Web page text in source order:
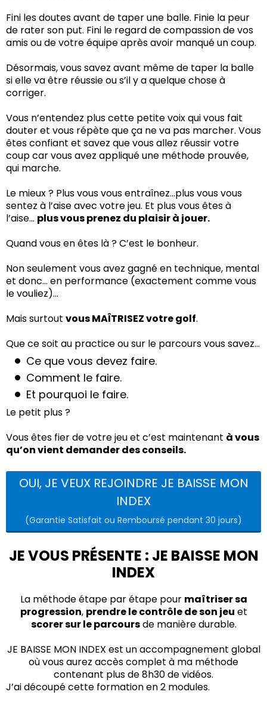
Fini les doutes avant de taper une balle. Finie la peur
de rater son put. Fini le regard de compassion de vos
amis ou de votre équipe après avoir manqué un coup.
Désormais, vous savez avant même de taper la balle
si elle va être réussie ou s’il y a quelque chose à
corriger.
Vous n’entendez plus cette petite voix qui vous fait
douter et vous répète que ça ne va pas marcher. Vous
êtes confiant et savez que vous allez réussir votre
coup car vous avez appliqué une méthode prouvée,
qui marche.
Le mieux ? Plus vous vous entraînez…plus vous vous
sentez à l’aise avec votre jeu. Et plus vous êtes à
l’aise… plus vous prenez du plaisir à jouer.
Quand vous en êtes là ? C’est le bonheur.
Non seulement vous avez gagné en technique, mental
et donc… en performance (exactement comme vous
le vouliez)...
Mais surtout vous MAÎTRISEZ votre golf.
Que ce soit au practice ou sur le parcours vous savez…
Ce que vous devez faire.
Comment le faire.
Et pourquoi le faire.
Le petit plus ?
Vous êtes fier de votre jeu et c’est maintenant à vous
qu’on vient demander des conseils.
OUI, JE VEUX REJOINDRE JE BAISSE MON
INDEX
(Garantie Satisfait ou Remboursé pendant 30 jours)
JE VOUS PRÉSENTE : JE BAISSE MON
INDEX
La méthode étape par étape pour maîtriser sa
progression, prendre le contrôle de son jeu et
scorer sur le parcoursde manière durable.
JE BAISSE MON INDEX est un accompagnement global
où vous aurez accès complet à ma méthode
contenant plus de 8h30 de vidéos.
J’ai découpé cette formation en 2 modules.